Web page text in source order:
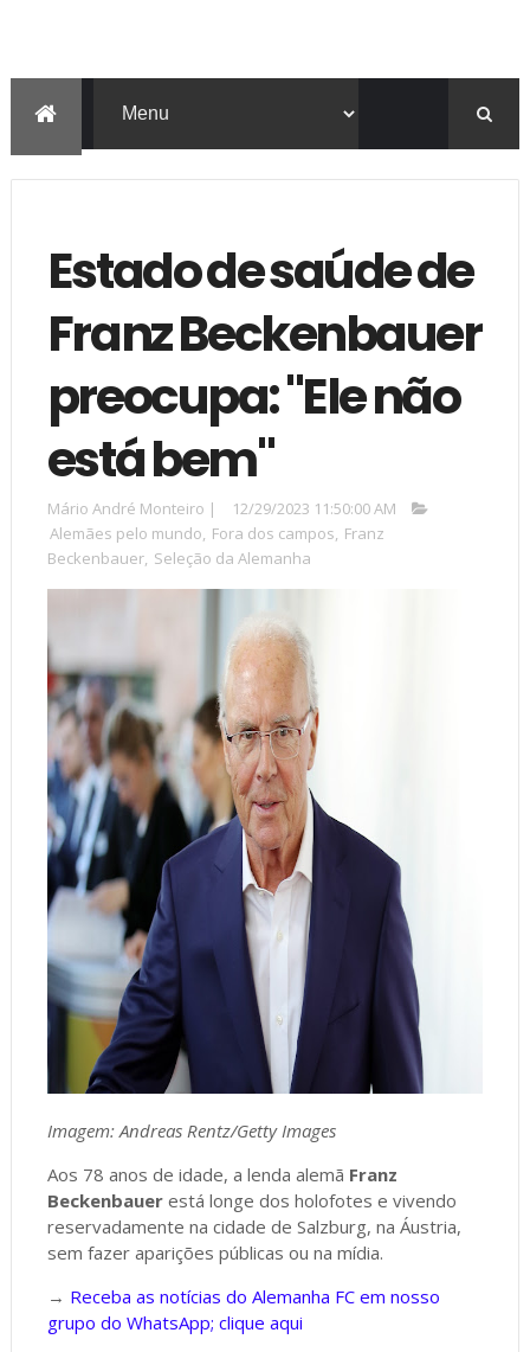
Estado de saúde de
Franz Beckenbauer
preocupa: "Ele não
está bem"
Mário André Monteiro |
12/29/2023 11:50:00 AM
Alemães pelo mundo, Fora dos campos, Franz
Beckenbauer, Seleção da Alemanha
Imagem: Andreas Rentz/Getty Images
Aos 78 anos de idade, a lenda alemã Franz
Beckenbauerestá longe dos holofotes e vivendo
reservadamente na cidade de Salzburg, na Áustria,
sem fazer aparições públicas ou na mídia.
→ Receba as notícias do Alemanha FC em nosso
grupo do WhatsApp; clique aqui